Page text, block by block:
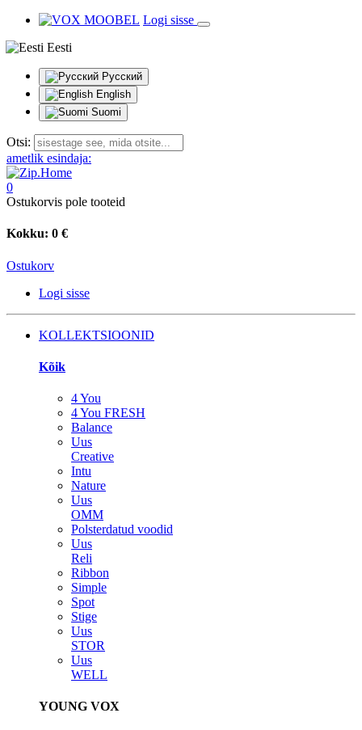
Logi sisse
Eesti
Русский
English
Suomi
Otsi:
ametlik esindaja:
0
Ostukorvis pole tooteid
Kokku: 0 €
Ostukorv
Logi sisse
KOLLEKTSIOONID
Kõik
4 You
4 You FRESH
Balance
Uus
Creative
Intu
Nature
Uus
OMM
Polsterdatud voodid
Uus
Reli
Ribbon
Simple
Spot
Stige
Uus
STOR
Uus
WELL
YOUNG VOX